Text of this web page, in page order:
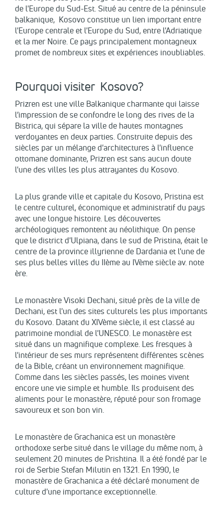
de l'Europe du Sud-Est. Situé au centre de la péninsule
balkanique, Kosovo constitue un lien important entre
l'Europe centrale et l'Europe du Sud, entre l'Adriatique
et la mer Noire. Ce pays principalement montagneux
promet de nombreux sites et expériences inoubliables.
Pourquoi visiter Kosovo?
Prizren est une ville Balkanique charmante qui laisse
l’impression de se confondre le long des rives de la
Bistrica, qui sépare la ville de hautes montagnes
verdoyantes en deux parties. Construite depuis des
siècles par un mélange d'architectures à l'influence
ottomane dominante, Prizren est sans aucun doute
l'une des villes les plus attrayantes du Kosovo.
La plus grande ville et capitale du Kosovo, Pristina est
le centre culturel, économique et administratif du pays
avec une longue histoire. Les découvertes
archéologiques remontent au néolithique. On pense
que le district d'Ulpiana, dans le sud de Pristina, était le
centre de la province illyrienne de Dardania et l'une de
ses plus belles villes du IIème au IVème siècle av. note
ère.
Le monastère Visoki Dechani, situé près de la ville de
Dechani, est l'un des sites culturels les plus importants
du Kosovo. Datant du XIVème siècle, il est classé au
patrimoine mondial de l'UNESCO. Le monastère est
situé dans un magnifique complexe. Les fresques à
l'intérieur de ses murs représentent différentes scènes
de la Bible, créant un environnement magnifique.
Comme dans les siècles passés, les moines vivent
encore une vie simple et humble. Ils produisent des
aliments pour le monastère, réputé pour son fromage
savoureux et son bon vin.
Le monastère de Grachanica est un monastère
orthodoxe serbe situé dans le village du même nom, à
seulement 20 minutes de Prishtina. Il a été fondé par le
roi de Serbie Stefan Milutin en 1321. En 1990, le
monastère de Grachanica a été déclaré monument de
culture d'une importance exceptionnelle.